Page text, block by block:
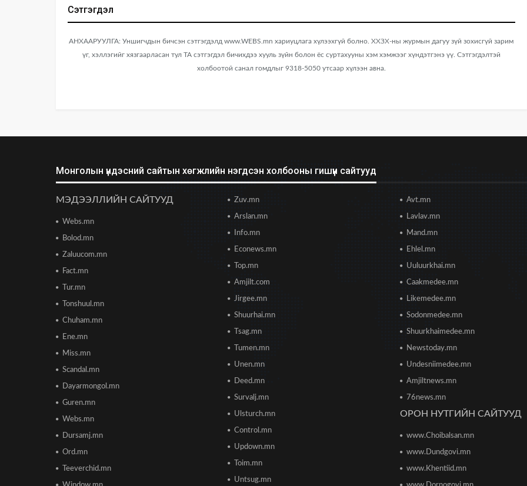
Сэтгэгдэл
АНХААРУУЛГА: Уншигчдын бичсэн сэтгэгдэлд www.WEBS.mn хариуцлага хүлээхгүй болно. ХХЗХ-ны журмын дагуу зүй зохисгүй зарим
үг, хэллэгийг хязгаарласан тул ТА сэтгэгдэл бичихдээ хууль зүйн болон ёс суртахууны хэм хэмжээг хүндэтгэнэ үү. Сэтгэгдэлтэй
холбоотой санал гомдлыг 9318-5050 утсаар хүлээн авна.
Монголын үндэсний сайтын хөгжлийн нэгдсэн холбооны гишүүн сайтууд
МЭДЭЭЛЛИЙН САЙТУУД
Webs.mn
Bolod.mn
Zaluucom.mn
Fact.mn
Tur.mn
Tonshuul.mn
Chuham.mn
Ene.mn
Miss.mn
Scandal.mn
Dayarmongol.mn
Guren.mn
Webs.mn
Dursamj.mn
Ord.mn
Teeverchid.mn
Zuv.mn
Arslan.mn
Info.mn
Econews.mn
Top.mn
Amjilt.com
Jirgee.mn
Shuurhai.mn
Tsag.mn
Tumen.mn
Unen.mn
Deed.mn
Survalj.mn
Ulsturch.mn
Control.mn
Updown.mn
Toim.mn
Untsug.mn
Avt.mn
Lavlav.mn
Mand.mn
Ehlel.mn
Uuluurkhai.mn
Caakmedee.mn
Likemedee.mn
Sodonmedee.mn
Shuurkhaimedee.mn
Newstoday.mn
Undesniimedee.mn
Amjiltnews.mn
76news.mn
ОРОН НУТГИЙН САЙТУУД
www.Choibalsan.mn
www.Dundgovi.mn
www.Khentiid.mn